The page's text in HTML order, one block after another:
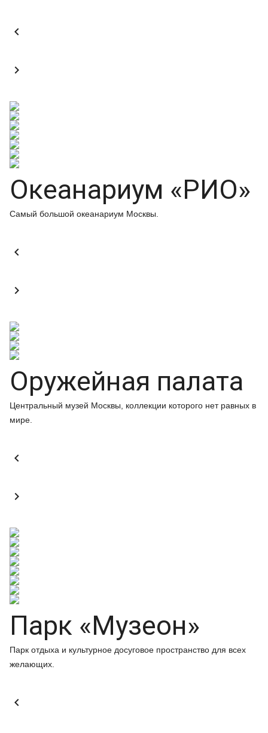


Океанариум «РИО»
Самый большой океанариум Москвы.


Оружейная палата
Центральный музей Москвы, коллекции которого нет равных в
мире.


Парк «Музеон»
Парк отдыха и культурное досуговое пространство для всех
желающих.
